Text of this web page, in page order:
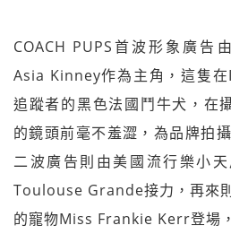
COACH PUPS首波形象廣告
Asia Kinney作為主角，這隻
追蹤者的黑色法國鬥牛犬，在
的鏡頭前毫不羞澀，為品牌拍
二波廣告則由美國流行樂小
Toulouse Grande接力，再來
的寵物Miss Frankie Kerr登場